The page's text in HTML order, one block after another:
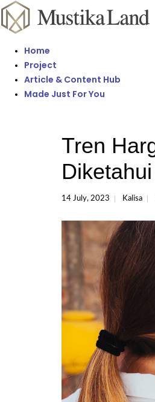
Home
Project
Article & Content Hub
Made Just For You
Tren
14 July, 2023 Kalisa